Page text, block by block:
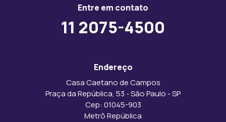
Entre em contato
11 2075-4500
Endereço
Casa Caetano de Campos
Praça da República, 53 - São Paulo - SP
Cep: 01045-903
Metrô República